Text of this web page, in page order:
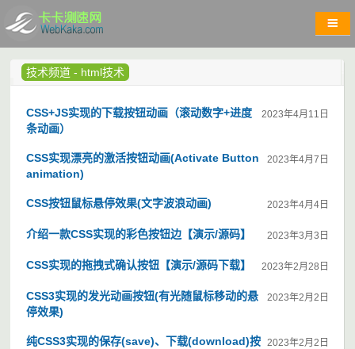
技术频道 - html技术
2023年4月11日
CSS+JS实现的下载按钮动画（滚动数字+进度
条动画）
2023年4月7日
CSS实现漂亮的激活按钮动画(Activate Button
animation)
2023年4月4日
CSS按钮鼠标悬停效果(文字波浪动画)
2023年3月3日
介绍一款CSS实现的彩色按钮边【演示/源码】
2023年2月28日
CSS实现的拖拽式确认按钮【演示/源码下载】
2023年2月2日
CSS3实现的发光动画按钮(有光随鼠标移动的悬
停效果)
2023年2月2日
纯CSS3实现的保存(save)、下载(download)按